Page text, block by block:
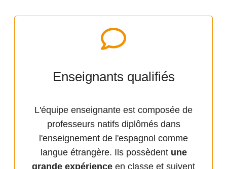
Enseignants qualifiés
L'équipe enseignante est composée de
professeurs natifs diplômés dans
l'enseignement de l'espagnol comme
langue étrangère. Ils possèdent une
grande expérience en classe et suivent